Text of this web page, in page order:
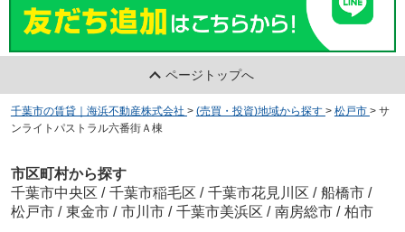
ページトップへ
千葉市の賃貸｜海浜不動産株式会社 > (売買・投資)地域から探す > 松戸市 > サ
ンライトパストラル六番街Ａ棟
市区町村から探す
千葉市中央区 / 千葉市稲毛区 / 千葉市花見川区 / 船橋市 /
松戸市 / 東金市 / 市川市 / 千葉市美浜区 / 南房総市 / 柏市